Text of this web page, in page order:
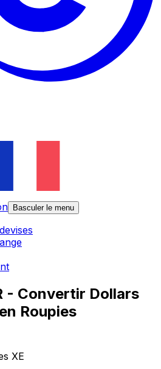
Basculer le menu
- Convertir Dollars
Roupies
XE